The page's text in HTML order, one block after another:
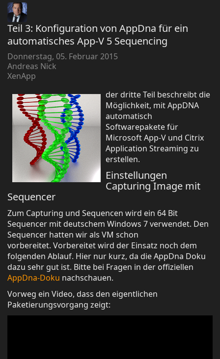
Teil 3: Konfiguration von AppDna für ein
automatisches App-V 5 Sequencing
Donnerstag, 05. Februar 2015
Andreas Nick
XenApp
der dritte Teil beschreibt die
Möglichkeit, mit AppDNA
automatisch
Softwarepakete für
Microsoft App-V und Citrix
Application Streaming zu
erstellen.
Einstellungen
Capturing Image mit
Sequencer
Zum Capturing und Sequencen wird ein 64 Bit
Sequencer mit deutschem Windows 7 verwendet. Den
Sequencer hatten wir als VM schon
vorbereitet. Vorbereitet wird der Einsatz noch dem
folgenden Ablauf. Hier nur kurz, da die AppDna Doku
dazu sehr gut ist. Bitte bei Fragen in der offiziellen
AppDna-Doku nachschauen.
Vorweg ein Video, dass den eigentlichen
Paketierungsvorgang zeigt: